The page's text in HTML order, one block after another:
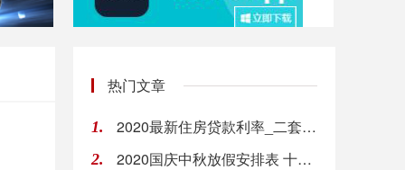
热门文章
1. 2020最新住房贷款利率_二套房可以用公积金贷款吗_申请对二套房公积金流程
2. 2020国庆中秋放假安排表 十一出行省钱攻略